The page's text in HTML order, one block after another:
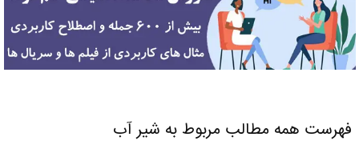
فهرست همه مطالب مربوط به شیر آب